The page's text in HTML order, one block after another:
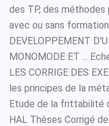
des TP, des
avec ou sans
DEVELOPPEMENT
MONOMODE ET ...
LES CORRIGE DES
les principes de la
Etude de la frittabilité
HAL Thèses Corrigé